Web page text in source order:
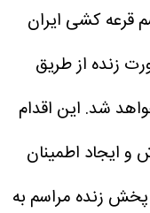
قرعه کشی ایران
زنده از طریق
شد. این اقدام
ایجاد اطمینان
پخش زنده مراسم به